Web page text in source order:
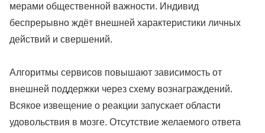
мерами общественной важности. Индивид
беспрерывно ждёт внешней характеристики личных
действий и свершений.
Алгоритмы сервисов повышают зависимость от
внешней поддержки через схему вознаграждений.
Всякое извещение о реакции запускает области
удовольствия в мозге. Отсутствие желаемого ответа